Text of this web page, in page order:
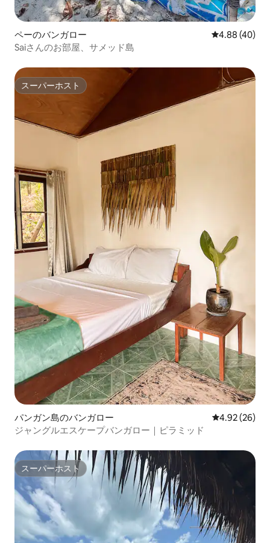
ペーのバンガロー レビュー40
4.88 (40)
Saiさんのお部屋、サメッド島
スーパーホスト
スーパーホスト
パンガン島のバンガロー レビュー26
4.92 (26)
ジャングルエスケープバンガロー｜ピラミッド
スーパーホスト
スーパーホスト